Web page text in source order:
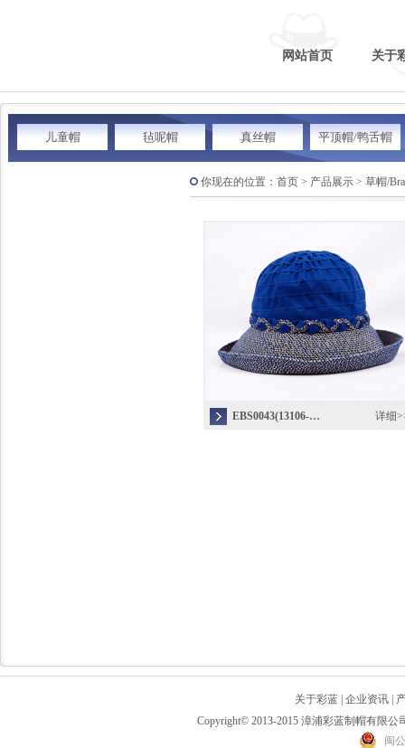
网站首页 关于
儿童帽 毡呢帽 真丝帽 平顶帽/鸭舌帽
你现在的位置：首页 > 产品展示 > 草帽/
EBS0043(13106-… 详细
关于彩蓝 企业资讯
Copyright© 2013-2015 漳浦彩蓝制帽有限公
闽